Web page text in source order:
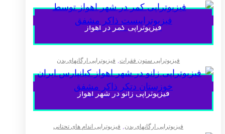
فیزیوتراپی کمر در اهواز
فیزیوتراپی ستون فقرات, فیزیوتراپی ارگانهای بدن
فیزیوتراپی زانو در شهر اهواز
فیزیوتراپی ارگانهای بدن, فیزیوتراپی اندام های تحتانی